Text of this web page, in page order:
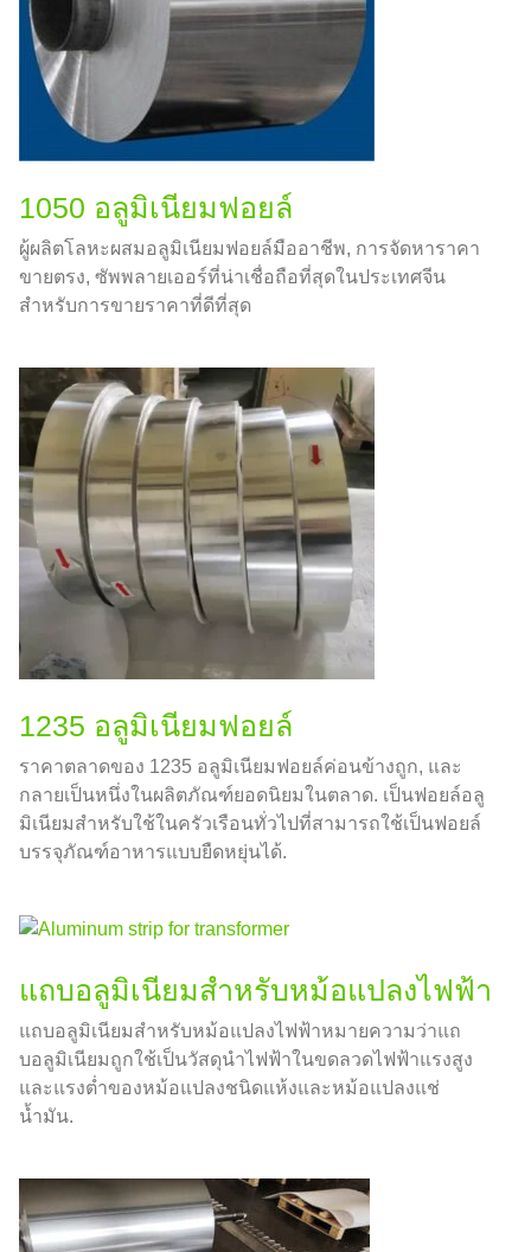
1050 อลูมิเนียมฟอยล์
ผู้ผลิตโลหะผสมอลูมิเนียมฟอยล์มืออาชีพ, การจัดหาราคา
ขายตรง, ซัพพลายเออร์ที่น่าเชื่อถือที่สุดในประเทศจีน
สำหรับการขายราคาที่ดีที่สุด
1235 อลูมิเนียมฟอยล์
ราคาตลาดของ 1235 อลูมิเนียมฟอยล์ค่อนข้างถูก, และ
กลายเป็นหนึ่งในผลิตภัณฑ์ยอดนิยมในตลาด. เป็นฟอยล์อลู
มิเนียมสำหรับใช้ในครัวเรือนทั่วไปที่สามารถใช้เป็นฟอยล์
บรรจุภัณฑ์อาหารแบบยืดหยุ่นได้.
แถบอลูมิเนียมสำหรับหม้อแปลงไฟฟ้า
แถบอลูมิเนียมสำหรับหม้อแปลงไฟฟ้าหมายความว่าแถ
บอลูมิเนียมถูกใช้เป็นวัสดุนำไฟฟ้าในขดลวดไฟฟ้าแรงสูง
และแรงต่ำของหม้อแปลงชนิดแห้งและหม้อแปลงแช่
น้ำมัน.